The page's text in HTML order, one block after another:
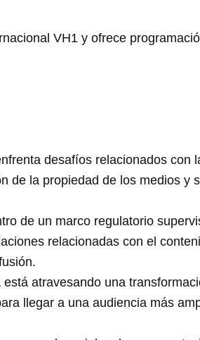
VH1 y ofrece
desafíos relacionados con
de la propiedad de los medios y
de un marco regulatorio
relacionadas con el
atravesando una
llegar a una audiencia más